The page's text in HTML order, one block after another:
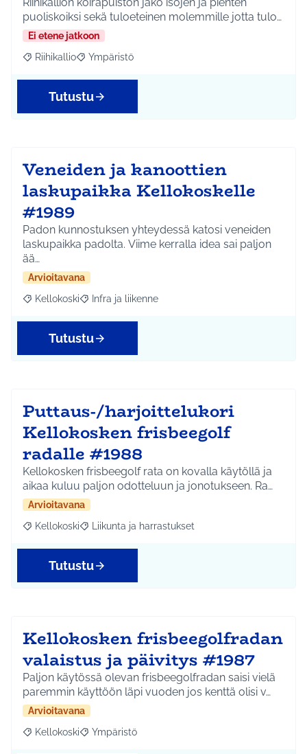
puoliskoiksi sekä tuloeteinen molemmille jotta tulo…
Ei etene jatkoon
Rajaa tulokset aihepiirin mukaan: Riihikallio
Riihikallio Rajaa tulokset teeman mukaan: Ympäristö
Ympäristö
Tutustu
Veneiden ja kanoottien
laskupaikka Kellokoskelle
#1989
Padon kunnostuksen yhteydessä katosi veneiden
laskupaikka padolta. Viime kerralla idea sai paljon
ää…
Arvioitavana
Rajaa tulokset aihepiirin mukaan: Kellokoski
Kellokoski Rajaa tulokset teeman mukaan: Infra ja liikenne
Infra ja liikenne
Tutustu
Puttaus-/harjoittelukori
Kellokosken frisbeegolf
radalle #1988
Kellokosken frisbeegolf rata on kovalla käytöllä ja
aikaa kuluu paljon odotteluun ja jonotukseen. Ra…
Arvioitavana
Rajaa tulokset aihepiirin mukaan: Kellokoski
Kellokoski Rajaa tulokset teeman mukaan: Liikunta ja
Liikunta ja harrastukset
Tutustu
Kellokosken frisbeegolfradan
valaistus ja päivitys #1987
Paljon käytössä olevan frisbeegolfradan saisi vielä
paremmin käyttöön läpi vuoden jos kenttä olisi v…
Arvioitavana
Rajaa tulokset aihepiirin mukaan: Kellokoski
Kellokoski Rajaa tulokset teeman mukaan: Ympäristö
Ympäristö